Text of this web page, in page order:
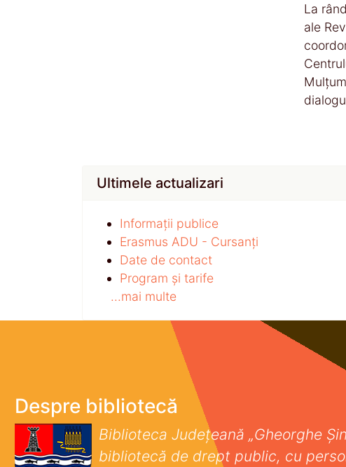
La
ale
Ultimele actualizari
Informații publice
Erasmus ADU - Cursanți
Date de contact
Program și tarife
...mai multe
Despre bibliotecă
Biblioteca Județeană „Gheorghe
bibliotecă de drept public, cu